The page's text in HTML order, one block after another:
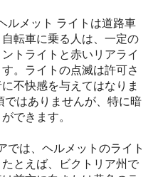
ルメット ライトは道路車
転車に乗る人は、一定の
トライトと赤いリアライ
。ライトの点滅は許可さ
不快感を与えてはなりま
はありませんが、特に暗
できます。
では、ヘルメットのライト
とえば、ビクトリア州で